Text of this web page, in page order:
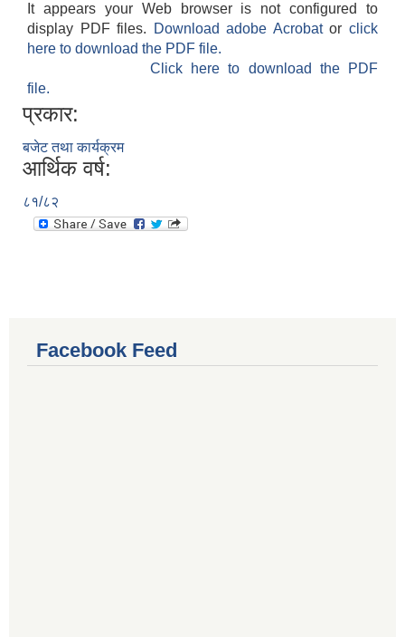
It appears your Web browser is not configured to
display PDF files.
Download adobe Acrobatorclick
here to download the PDF file.
Click here to download the PDF
file.
प्रकार:
बजेट तथा कार्यक्रम
आर्थिक वर्ष:
८१/८२
Facebook Feed